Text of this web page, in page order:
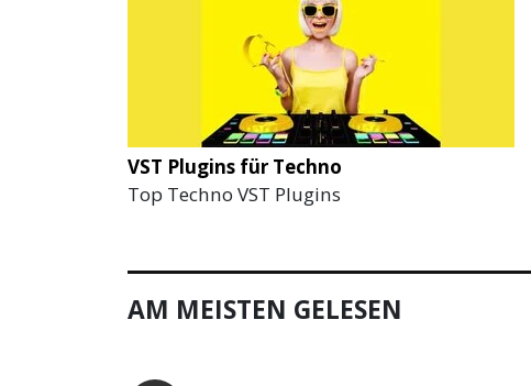
VST Plugins für Techno
Top Techno VST Plugins
AM MEISTEN GELESEN